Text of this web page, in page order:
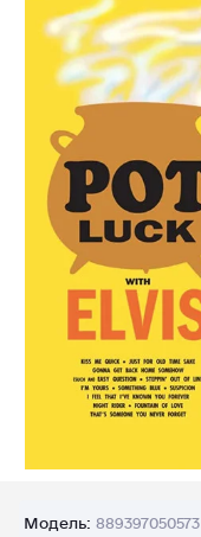
Модель: 889397050573